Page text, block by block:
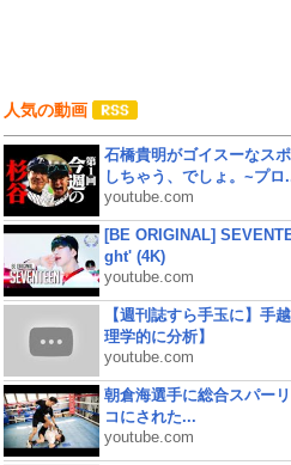
人気の動画
石橋貴明がゴイスーなス
しちゃう、でしょ。~プロ
youtube.com
[BE ORIGINAL]
ght' (4K)
youtube.com
【週刊誌すら手玉に】手
理学的に分析】
youtube.com
朝倉海選手に総合スパー
コにされた...
youtube.com